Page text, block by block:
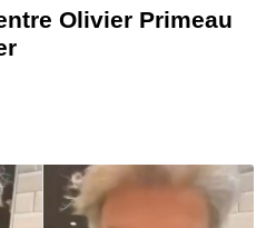
Olivier Primeau